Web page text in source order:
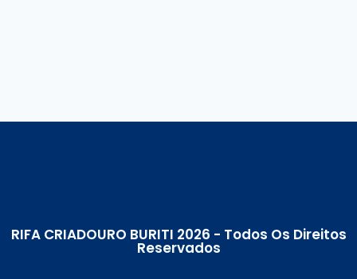
RIFA CRIADOURO BURITI 2026 - Todos Os Direitos
Reservados